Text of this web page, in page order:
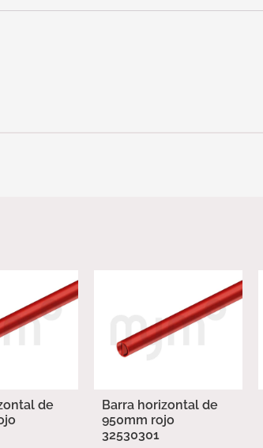
de
Barra horizontal de
950mm rojo
32530301